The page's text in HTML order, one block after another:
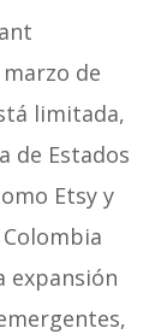
de
limitada,
de Estados
Etsy y
expansión